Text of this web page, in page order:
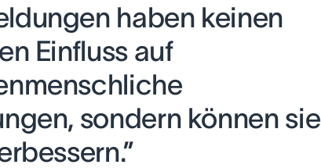
haben keinen
Einfluss auf
sondern können sie